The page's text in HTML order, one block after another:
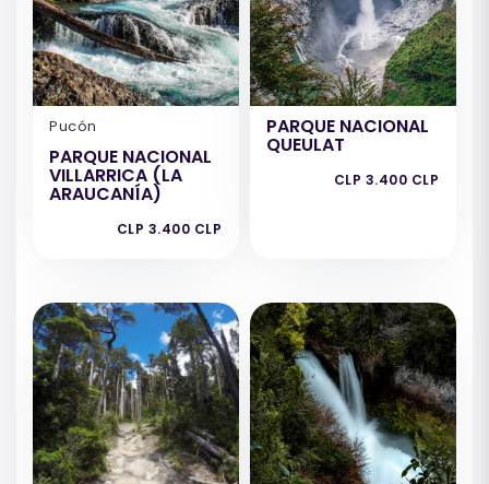
Pucón
PARQUE NACIONAL
VILLARRICA (LA
ARAUCANÍA)
CLP 3.400 CLP
PARQUE NACIONAL
QUEULAT
CLP 3.400 CLP